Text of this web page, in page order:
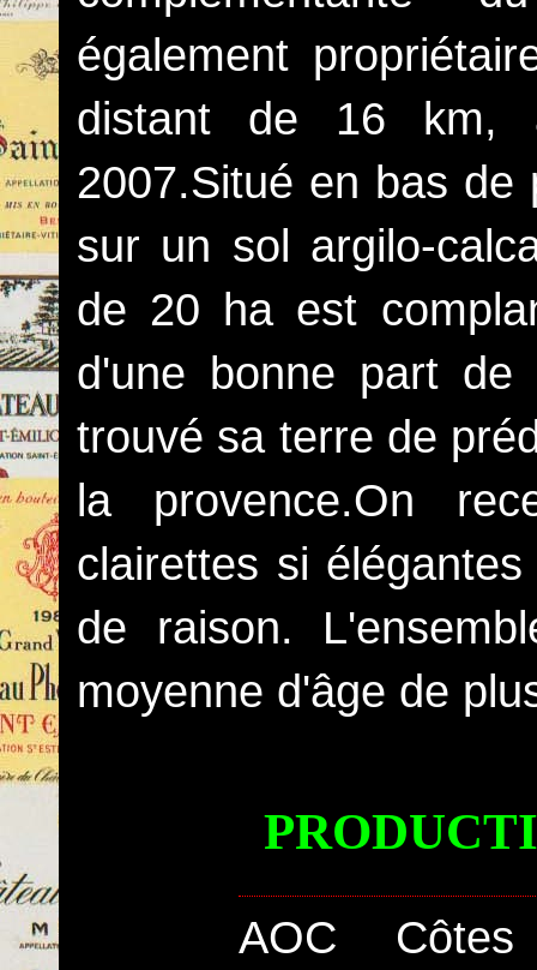
également
distant de 16 km,
2007.Situé en bas
sur un sol argilo-
de 20 ha est
d'une bonne part de
trouvé sa terre de
la provence.On
clairettes si
de raison.
moyenne d'âge de
AOC